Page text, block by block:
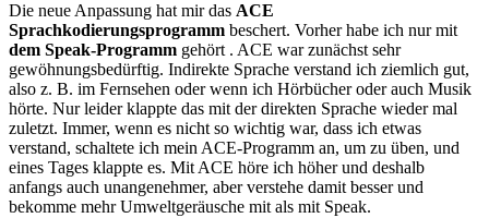
Die neue Anpassung hat mir das ACE
Sprachkodierungsprogramm beschert. Vorher habe ich nur mit
dem Speak-Programm gehört . ACE war zunächst sehr
gewöhnungsbedürftig. Indirekte Sprache verstand ich ziemlich gut,
also z. B. im Fernsehen oder wenn ich Hörbücher oder auch Musik
hörte. Nur leider klappte das mit der direkten Sprache wieder mal
zuletzt. Immer, wenn es nicht so wichtig war, dass ich etwas
verstand, schaltete ich mein ACE-Programm an, um zu üben, und
eines Tages klappte es. Mit ACE höre ich höher und deshalb
anfangs auch unangenehmer, aber verstehe damit besser und
bekomme mehr Umweltgeräusche mit als mit Speak.